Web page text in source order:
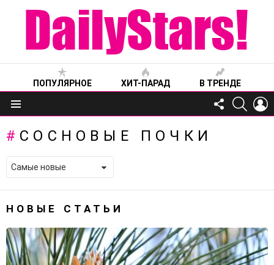
ПОПУЛЯРНОЕ ХИТ-ПАРАД В ТРЕНДЕ
Меню
FOLLOW
US
СОСНОВЫЕ ПОЧКИ
НОВЫЕ СТАТЬИ